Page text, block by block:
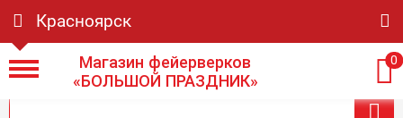
Красноярск
Магазин фейерверков
«БОЛЬШОЙ ПРАЗДНИК»
0